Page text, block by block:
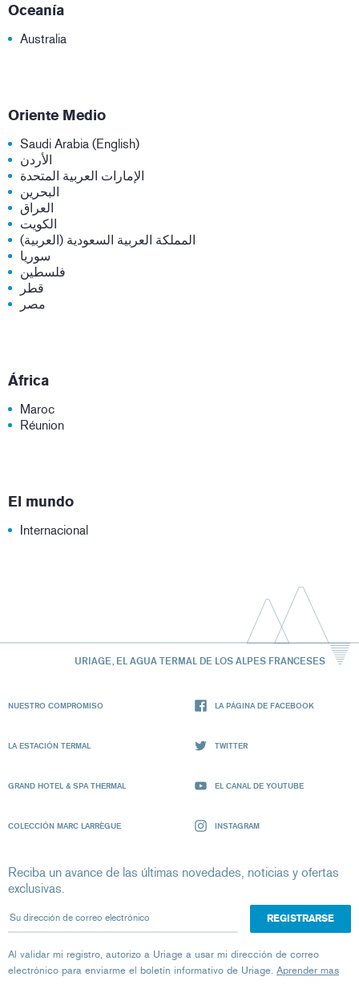
Oceanía
Australia
Oriente Medio
Saudi Arabia (English)
الأردن
الإمارات العربية المتحدة
البحرين
العراق
الكويت
المملكة العربية السعودية (العربية)
سوريا
فلسطين
قطر
مصر
África
Maroc
Réunion
El mundo
Internacional
URIAGE, EL AGUA TERMAL DE LOS ALPES FRANCESES
NUESTRO COMPROMISO
LA ESTACIÓN TERMAL
GRAND HOTEL & SPA THERMAL
COLECCIÓN MARC LARRÈGUE
LA PÁGINA DE FACEBOOK
TWITTER
EL CANAL DE YOUTUBE
INSTAGRAM
Reciba un avance de las últimas novedades, noticias y ofertas
exclusivas.
Su dirección de correo electrónico
Al validar mi registro, autorizo ​​a Uriage a usar mi dirección de correo
electrónico para enviarme el boletín informativo de Uriage. Aprender mas